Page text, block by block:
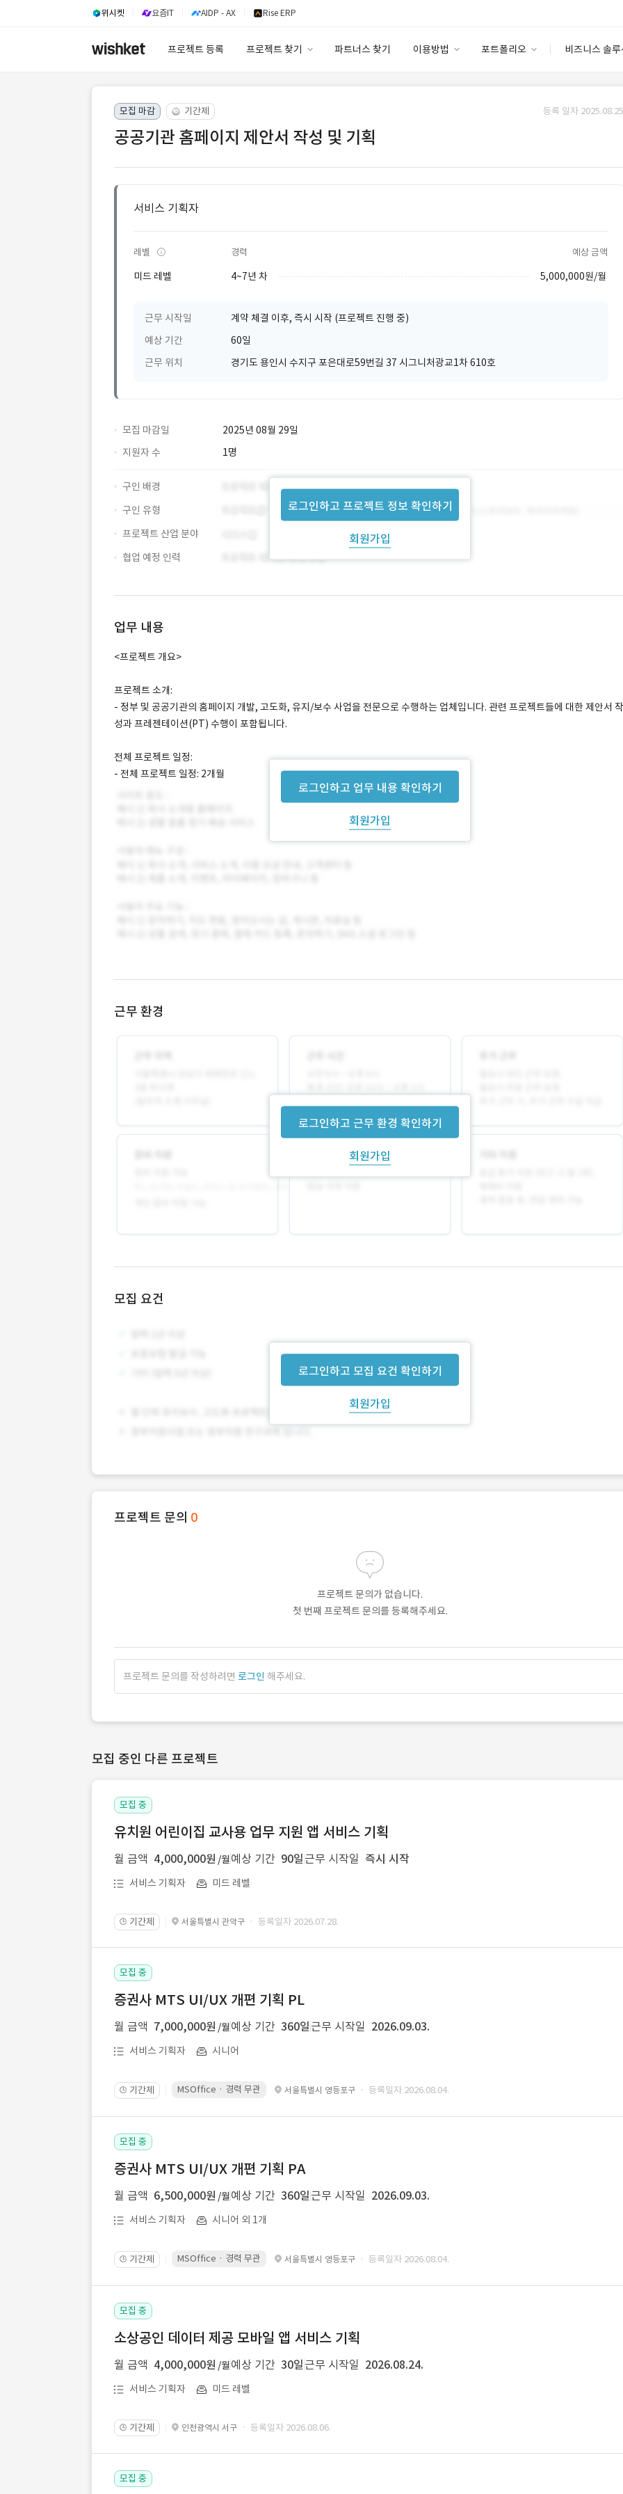
위시켓 요즘IT AIDP - AX Rise ERP
프로젝트 등록 프로젝트 찾기 파트너스 찾기 이용방법 포트폴리오 비즈니스 솔
안심 코드 케어
모집 마감 기간제 등록 일자
공공기관 홈페이지 제안서 작성 및 기획
서비스 기획자
레벨 경력 예상 금액
미드 레벨 4~7년 차 5,000,000원/월
근무 시작일
계약 체결 이후, 즉시 시작 (프로젝트 진행 중)
예상 기간
60일
근무 위치
경기도 용인시 수지구 포은대로59번길 37 시그니처광교1차 610호
모집 마감일
2025년 08월 29일
지원자 수
1명
로그인하고 프로젝트 정보 확인하기
회원가입
구인 배경
구인 유형
프로젝트 산업 분야
협업 예정 인력
업무 내용
로그인하고 업무 내용 확인하기
회원가입
<프로젝트 개요>
프로젝트 소개:
- 정부 및 공공기관의 홈페이지 개발, 고도화, 유지/보수 사업을 전문으로 수행하는 업체입니다. 관련 프로젝트들에 대한 제안서 작
성과 프레젠테이션(PT) 수행이 포함됩니다.
전체 프로젝트 일정:
- 전체 프로젝트 일정: 2개월
근무 환경
로그인하고 근무 환경 확인하기
회원가입
모집 요건
로그인하고 모집 요건 확인하기
회원가입
프로젝트 문의 0
프로젝트 문의가 없습니다.
첫 번째 프로젝트 문의를 등록해주세요.
프로젝트 문의를 작성하려면 로그인 해주세요.
모집 중인 다른 프로젝트
모집 중
유치원 어린이집 교사용 업무 지원 앱 서비스 기획
월 금액 4,000,000원 /월예상 기간 90일 근무 시작일 즉시 시작
서비스 기획자 미드 레벨
🕒 기간제 서울특별시 관악구 · 등록일자 2026.07.28.
모집 중
증권사 MTS UI/UX 개편 기획 PL
월 금액 7,000,000원 /월예상 기간 360일 근무 시작일 2026.09.03.
서비스 기획자 시니어
🕒 기간제 MSOffice · 경력 무관 서울특별시 영등포구 · 등록일자 2026.08.04.
모집 중
증권사 MTS UI/UX 개편 기획 PA
월 금액 6,500,000원 /월예상 기간 360일 근무 시작일 2026.09.03.
서비스 기획자 시니어 외 1개
🕒 기간제 MSOffice · 경력 무관 서울특별시 영등포구 · 등록일자 2026.08.04.
모집 중
소상공인 데이터 제공 모바일 앱 서비스 기획
월 금액 4,000,000원 /월예상 기간 30일 근무 시작일 2026.08.24.
서비스 기획자 미드 레벨
🕒 기간제 인천광역시 서구 · 등록일자 2026.08.06.
모집 중